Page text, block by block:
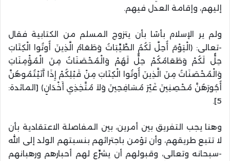
إليهم، وإقامة العدل فيهم.
ولم ير الإسلام بأسًا بأن يتزوج المسلم من الكتابية فقال
-تعالى: ﴿الْيَوْمَ أُحِلَّ لَكُمُ الطَّيِّبَاتُ وَطَعَامُ الَّذِينَ أُوتُوا الْكِتَابَ
حِلٌّ لَكُمْ وَطَعَامُكُمْ حِلٌّ لَهُمْ وَالْمُحْصَنَاتُ مِنَ الْمُؤْمِنَاتِ
وَالْمُحْصَنَاتُ مِنَ الَّذِينَ أُوتُوا الْكِتَابَ مِنْ قَبْلِكُمْ إِذَا آَتَيْتُمُوهُنَّ
أُجُورَهُنَّ مُحْصِنِينَ غَيْرَ مُسَافِحِينَ وَلاَ مُتَّخِذِي أَخْدَانٍ﴾ [المائدة:
5].
وهنا يجب التفريق بين أمرين، بين المفاصلة الاعتقادية بأن
لا تتبع طريقهم، وأن تؤمن باجترائهم بنسبتهم الولد إلى الله
-سبحانه وتعالى، وقبولهم أن يشرِّع لهم أحبارهم ورهبانهم